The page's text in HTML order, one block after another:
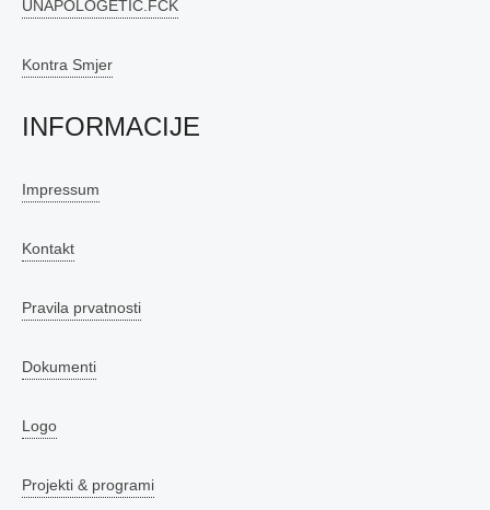
UNAPOLOGETIC.FCK
Kontra Smjer
INFORMACIJE
Impressum
Kontakt
Pravila prvatnosti
Dokumenti
Logo
Projekti & programi